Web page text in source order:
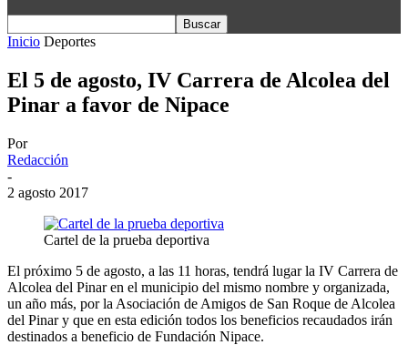
Inicio Deportes
El 5 de agosto, IV Carrera de Alcolea del
Pinar a favor de Nipace
Por
Redacción
-
2 agosto 2017
Cartel de la prueba deportiva
El próximo 5 de agosto, a las 11 horas, tendrá lugar la IV Carrera de
Alcolea del Pinar en el municipio del mismo nombre y organizada,
un año más, por la Asociación de Amigos de San Roque de Alcolea
del Pinar y que en esta edición todos los beneficios recaudados irán
destinados a beneficio de Fundación Nipace.